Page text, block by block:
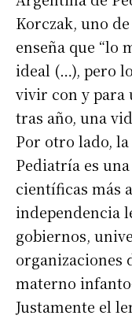
Korczak, uno
enseña que “lo
ideal (…), pero
vivir con y para
tras año, una
Por otro lado,
Pediatría es
científicas más
independencia
gobiernos,
organizaciones
materno
Justamente el